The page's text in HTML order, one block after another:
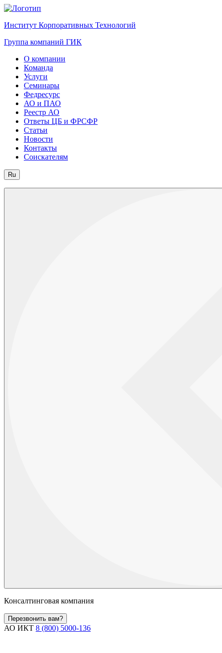
Институт Корпоративных Технологий
Группа компаний ГИК
О компании
Команда
Услуги
Семинары
Федресурс
АО и ПАО
Реестр АО
Ответы ЦБ и ФРСФР
Статьи
Новости
Контакты
Соискателям
Ru
Консалтинговая компания
Перезвонить вам?
АО ИКТ 8 (800) 5000-136